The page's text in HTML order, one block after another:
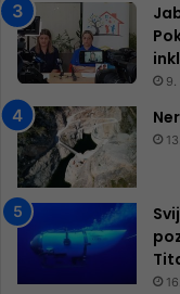
9.